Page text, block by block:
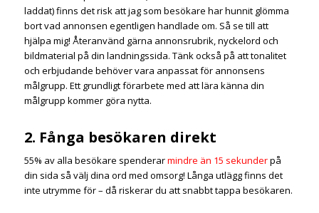
laddat) finns det risk att jag som besökare har hunnit glömma
bort vad annonsen egentligen handlade om. Så se till att
hjälpa mig! Återanvänd gärna annonsrubrik, nyckelord och
bildmaterial på din landningssida. Tänk också på att tonalitet
och erbjudande behöver vara anpassat för annonsens
målgrupp. Ett grundligt förarbete med att lära känna din
målgrupp kommer göra nytta.
2. Fånga besökaren direkt
55% av alla besökare spenderarmindre än 15 sekunderpå
din sida så välj dina ord med omsorg! Långa utlägg finns det
inte utrymme för – då riskerar du att snabbt tappa besökaren.